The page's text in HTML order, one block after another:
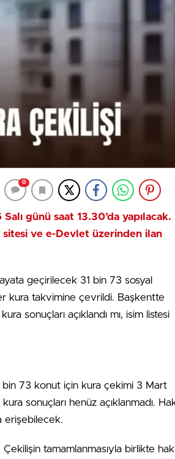
0
günü saat 13.30’da yapılacak.
sitesi ve e-Devlet üzerinden ilan
geçirilecek 31 bin 73 sosyal
kura takvimine çevrildi. Başkentte
sonuçları açıklandı mı, isim listesi
bin 73 konut için kura çekimi 3 Mart
sonuçları henüz açıklanmadı.
erişebilecek.
tamamlanmasıyla birlikte hak